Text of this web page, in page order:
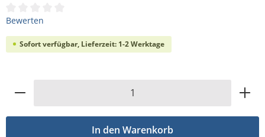
Durchschnittliche Bewertung von 0 von 5 Sternen
Bewerten
Sofort verfügbar, Lieferzeit: 1-2 Werktage
Produkt Anzahl: Gib den gewünschten
In den Warenkorb